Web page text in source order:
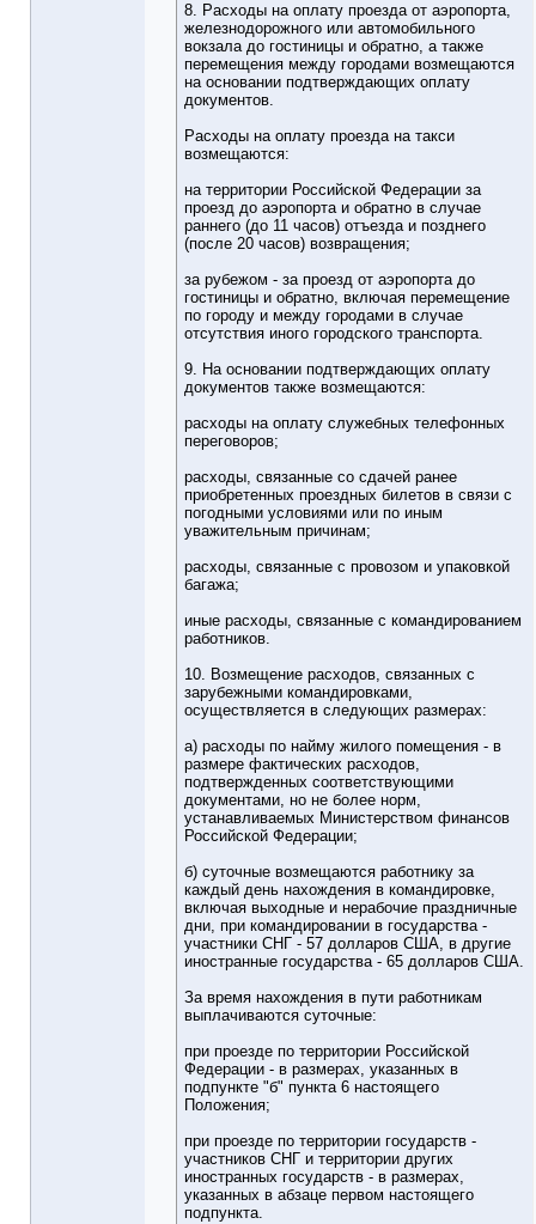
8. Расходы на оплату проезда от аэропорта,
железнодорожного или автомобильного
вокзала до гостиницы и обратно, а также
перемещения между городами возмещаются
на основании подтверждающих оплату
документов.
Расходы на оплату проезда на такси
возмещаются:
на территории Российской Федерации за
проезд до аэропорта и обратно в случае
раннего (до 11 часов) отъезда и позднего
(после 20 часов) возвращения;
за рубежом - за проезд от аэропорта до
гостиницы и обратно, включая перемещение
по городу и между городами в случае
отсутствия иного городского транспорта.
9. На основании подтверждающих оплату
документов также возмещаются:
расходы на оплату служебных телефонных
переговоров;
расходы, связанные со сдачей ранее
приобретенных проездных билетов в связи с
погодными условиями или по иным
уважительным причинам;
расходы, связанные с провозом и упаковкой
багажа;
иные расходы, связанные с командированием
работников.
10. Возмещение расходов, связанных с
зарубежными командировками,
осуществляется в следующих размерах:
а) расходы по найму жилого помещения - в
размере фактических расходов,
подтвержденных соответствующими
документами, но не более норм,
устанавливаемых Министерством финансов
Российской Федерации;
б) суточные возмещаются работнику за
каждый день нахождения в командировке,
включая выходные и нерабочие праздничные
дни, при командировании в государства -
участники СНГ - 57 долларов США, в другие
иностранные государства - 65 долларов США.
За время нахождения в пути работникам
выплачиваются суточные:
при проезде по территории Российской
Федерации - в размерах, указанных в
подпункте "б" пункта 6 настоящего
Положения;
при проезде по территории государств -
участников СНГ и территории других
иностранных государств - в размерах,
указанных в абзаце первом настоящего
подпункта.